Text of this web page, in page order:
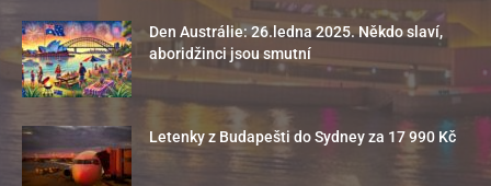
Den Austrálie: 26.ledna 2025. Někdo slaví,
aboridžinci jsou smutní
Letenky z Budapešti do Sydney za 17 990 Kč